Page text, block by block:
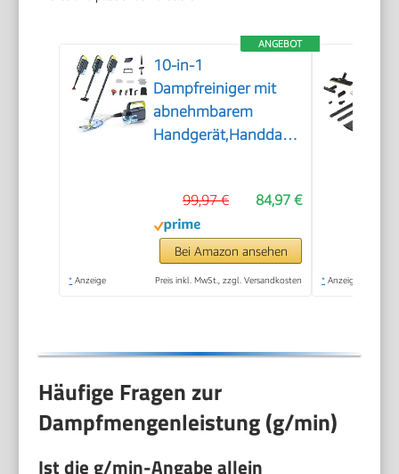
ANGEBOT
10-in-1
Dampfreiniger mit
abnehmbarem
Handgerät,Handdampfreiniger
84,97 €
99,97 €
Bei Amazon ansehen
* Anzeige Preis inkl. MwSt., zzgl. Versandkosten * Anzeige
Häufige Fragen zur
Dampfmengenleistung (g/min)
Ist die g/min-Angabe allein